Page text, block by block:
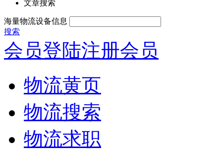
文章搜索
海量物流设备信息
搜索
会员登陆注册会员
物流黄页
物流搜索
物流求职